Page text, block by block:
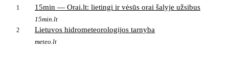
1 15min — Orai.lt: lietingi ir vėsūs orai šalyje užsibus
15min.lt
2 Lietuvos hidrometeorologijos tarnyba
meteo.lt